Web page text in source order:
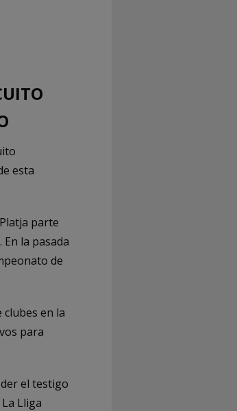
esta
parte
la pasada
de
en la
para
el testigo
Lliga